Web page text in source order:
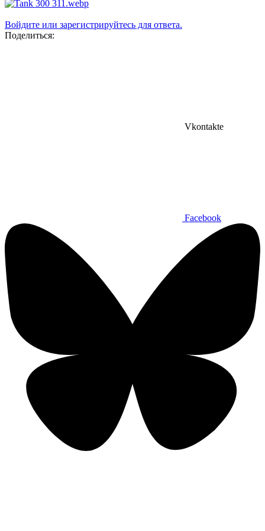
Войдите или зарегистрируйтесь для ответа.
Поделиться:
Vkontakte
Facebook